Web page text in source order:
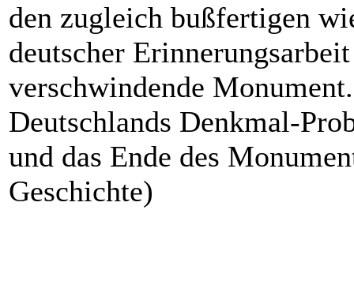
den zugleich bußfertigen
deutscher
verschwindende
Deutschlands Denkmal-
und das Ende des
Geschichte)